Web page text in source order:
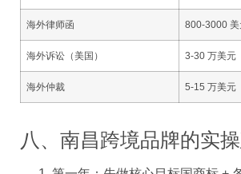
海外律师函 800-3000 美
海外诉讼（美国） 3-30 万美元
海外仲裁 5-15 万美元
八、南昌跨境品牌的实